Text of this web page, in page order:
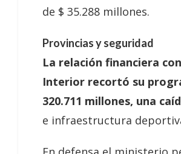
de $ 35.288 millones.
Provincias y seguridad
La relación financiera
Interior recortó su
320.711 millones, una
e infraestructura